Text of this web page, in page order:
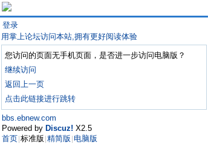
登录
用掌上论坛访问本站,拥有更好阅读体验
您访问的页面无手机页面，是否进一步访问电脑版？
继续访问
返回上一页
点击此链接进行跳转
bbs.ebnew.com
Powered by Discuz! X2.5
首页 标准版 精简版 电脑版